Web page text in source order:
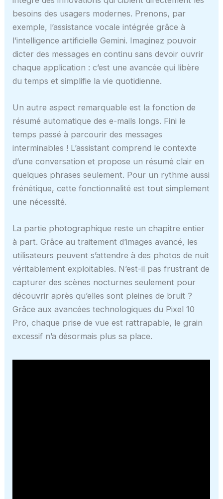
besoins des usagers modernes. Prenons, par
exemple, l’assistance vocale intégrée grâce à
l’intelligence artificielle Gemini. Imaginez pouvoir
dicter des messages en continu sans devoir ouvrir
chaque application : c’est une avancée qui libère
du temps et simplifie la vie quotidienne.
Un autre aspect remarquable est la fonction de
résumé automatique des e-mails longs. Fini le
temps passé à parcourir des messages
interminables ! L’assistant comprend le contexte
d’une conversation et propose un résumé clair en
quelques phrases seulement. Pour un rythme aussi
frénétique, cette fonctionnalité est tout simplement
une nécessité.
La partie photographique reste un chapitre entier
à part. Grâce au traitement d’images avancé, les
utilisateurs peuvent s’attendre à des photos de nuit
véritablement exploitables. N’est-il pas frustrant de
capturer des scènes nocturnes seulement pour
découvrir après qu’elles sont pleines de bruit ?
Grâce aux avancées technologiques du Pixel 10
Pro, chaque prise de vue est rattrapable, le grain
excessif n’a désormais plus sa place.